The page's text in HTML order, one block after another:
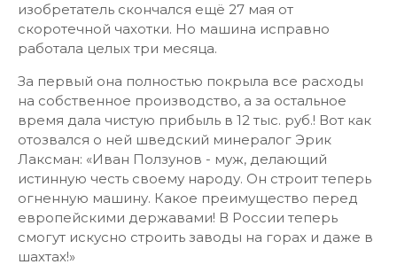
изобретатель скончался ещё 27 мая от
скоротечной чахотки. Но машина исправно
работала целых три месяца.
За первый она полностью покрыла все расходы
на собственное производство, а за остальное
время дала чистую прибыль в 12 тыс. руб.! Вот как
отозвался о ней шведский минералог Эрик
Лаксман: «Иван Ползунов - муж, делающий
истинную честь своему народу. Он строит теперь
огненную машину. Какое преимущество перед
европейскими державами! В России теперь
смогут искусно строить заводы на горах и даже в
шахтах!»